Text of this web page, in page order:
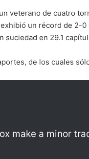
veterano de cuatro
un récord de 2-
suciedad en 29.1
de los cuales
make a minor